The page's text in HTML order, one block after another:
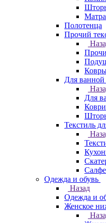
Полотенца
Прочий
Для ванной
Для
Текстиль
Одежда и обувь
Назад
Одежда и
Женское